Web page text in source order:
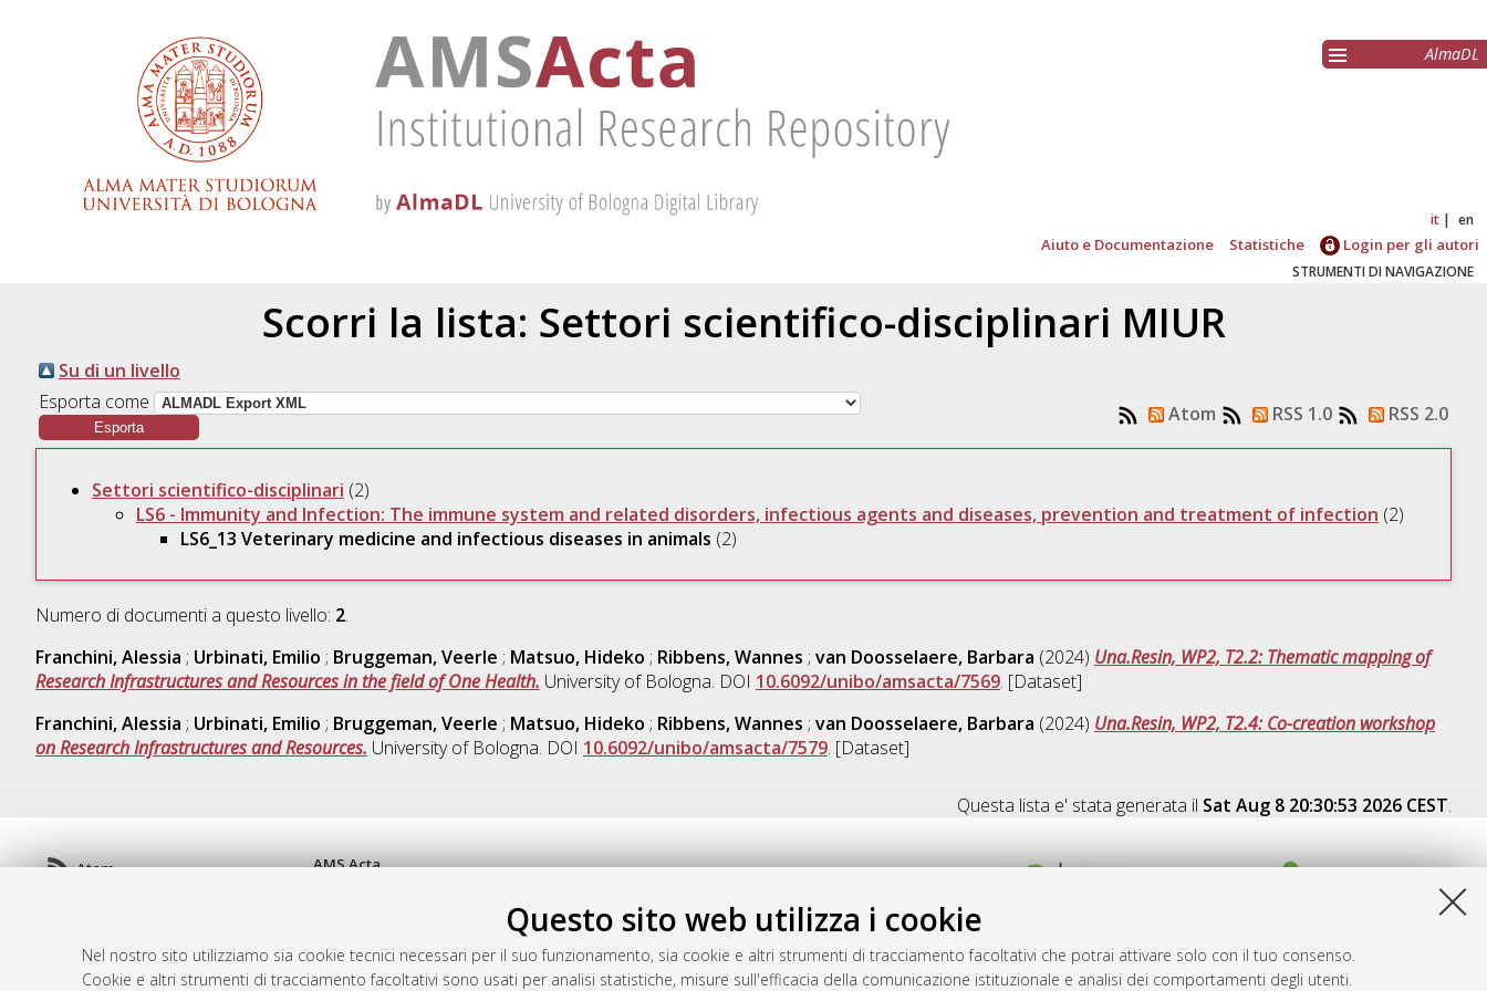
Questo sito web utilizza i cookie
Nel nostro sito utilizziamo sia cookie tecnici necessari per il suo funzionamento, sia cookie e altri strumenti di tracciamento facoltativi che potrai attivare solo con il tuo consenso.
Cookie e altri strumenti di tracciamento facoltativi sono usati per analisi statistiche, misure sull'efficacia della comunicazione istituzionale e analisi dei comportamenti degli utenti.
AlmaDL
it en
Aiuto e Documentazione Statistiche Login per gli autori
STRUMENTI DI NAVIGAZIONE
Scorri la lista: Settori scientifico-disciplinari MIUR
Su di un livello
Esporta come
Atom RSS 1.0 RSS 2.0
Settori scientifico-disciplinari (2)
LS6 - Immunity and Infection: The immune system and related disorders, infectious agents and diseases, prevention and treatment of infection (2)
LS6_13 Veterinary medicine and infectious diseases in animals (2)
Numero di documenti a questo livello: 2.
Franchini, Alessia ; Urbinati, Emilio ; Bruggeman, Veerle ; Matsuo, Hideko ; Ribbens, Wannes ; van Doosselaere, Barbara (2024) Una.Resin, WP2, T2.2: Thematic mapping of
Research Infrastructures and Resources in the field of One Health. University of Bologna. DOI 10.6092/unibo/amsacta/7569. [Dataset]
Franchini, Alessia ; Urbinati, Emilio ; Bruggeman, Veerle ; Matsuo, Hideko ; Ribbens, Wannes ; van Doosselaere, Barbara (2024) Una.Resin, WP2, T2.4: Co-creation workshop
on Research Infrastructures and Resources. University of Bologna. DOI 10.6092/unibo/amsacta/7579. [Dataset]
Questa lista e' stata generata il Sat Aug 8 20:30:53 2026 CEST.
Atom
AMS Acta
doi.org/10.17616/R3P19R
Servizio implementato e gestito da
AlmaDL
Impostazioni Cookie